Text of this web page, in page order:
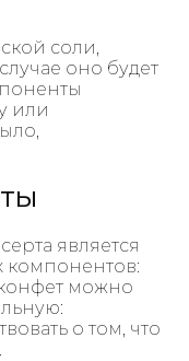
соли,
оно будет
или
является
компонентов:
можно
о том, что